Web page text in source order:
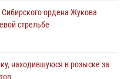
ордена Жукова
стрельбе
находившуюся в розыске за